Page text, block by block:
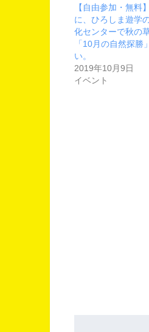
【自由参加・無料
に、ひろしま遊学
化センターで秋の
「10月の自然探勝
い。
2019年10月9日
イベント